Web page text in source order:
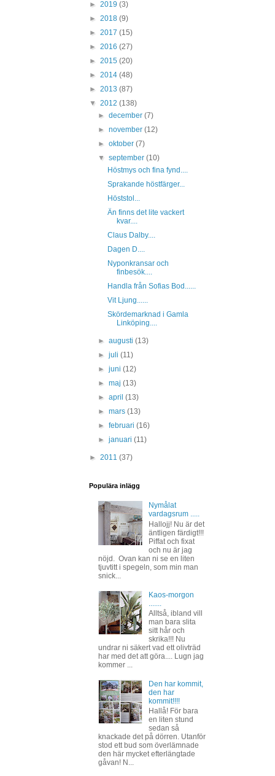
► 2019 (3)
► 2018 (9)
► 2017 (15)
► 2016 (27)
► 2015 (20)
► 2014 (48)
► 2013 (87)
▼ 2012 (138)
►december(7)
►november(12)
►oktober(7)
▼september(10)
Höstmys och fina fynd....
Sprakande höstfärger...
Höststol...
Än finns det lite vackert
kvar....
Claus Dalby....
Dagen D....
Nyponkransar och
finbesök....
Handla från Sofias Bod......
Vit Ljung......
Skördemarknad i Gamla
Linköping....
►augusti(13)
►juli(11)
►juni(12)
►maj(13)
►april(13)
►mars(13)
►februari(16)
►januari(11)
► 2011 (37)
Populära inlägg
Nymålat
vardagsrum .....
Hallojj! Nu är det
äntligen färdigt!!!
Piffat och fixat
och nu är jag
nöjd. Ovan kan ni se en liten
tjuvtitt i spegeln, som min man
snick...
Kaos-morgon
Alltså, ibland vill
man bara slita
sitt hår och
skrika!!! Nu
undrar ni säkert vad ett olivträd
har med det att göra.... Lugn jag
kommer ...
Den har kommit,
den har
kommit!!!!
Hallå! För bara
en liten stund
sedan så
knackade det på dörren. Utanför
stod ett bud som överlämnade
den här mycket efterlängtade
gåvan! N...